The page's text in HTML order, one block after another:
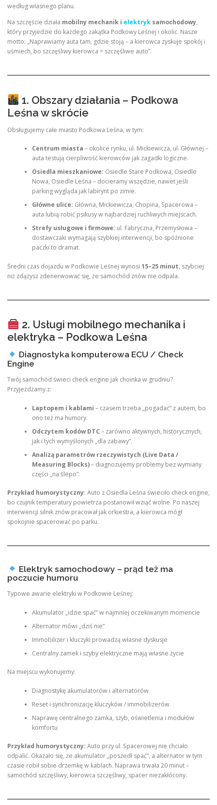
według własnego planu.
Na szczęście działa mobilny mechanik i elektryk samochodowy,
który przyjedzie do każdego zakątka Podkowy Leśnej i okolic. Nasze
motto: „Naprawiamy auta tam, gdzie stoją – a kierowca zyskuje spokój i
uśmiech, bo szczęśliwy kierowca = szczęśliwe auto”.
1. Obszary działania – Podkowa
Leśna w skrócie
Obsługujemy całe miasto Podkowa Leśna, w tym:
Centrum miasta – okolice rynku, ul. Mickiewicza, ul. Głównej –
auta testują cierpliwość kierowców jak zagadki logiczne.
Osiedla mieszkaniowe: Osiedle Stare Podkowa, Osiedle
Nowa, Osiedle Leśna – docieramy wszędzie, nawet jeśli
parking wygląda jak labirynt po zimie.
Główne ulice: Główna, Mickiewicza, Chopina, Spacerowa –
auta lubią robić psikusy w najbardziej ruchliwych miejscach.
Strefy usługowe i firmowe: ul. Fabryczna, Przemysłowa –
dostawczaki wymagają szybkiej interwencji, bo spóźnione
paczki to dramat.
Średni czas dojazdu w Podkowie Leśnej wynosi 15–25 minut, szybciej
niż zdążysz zdenerwować się, że samochód znów nie odpala.
2. Usługi mobilnego mechanika i
elektryka – Podkowa Leśna
Diagnostyka komputerowa ECU / Check
Engine
Twój samochód świeci check engine jak choinka w grudniu?
Przyjeżdżamy z:
Laptopem i kablami – czasem trzeba „pogadać” z autem, bo
ono też ma humory.
Odczytem kodów DTC– zarówno aktywnych, historycznych,
jak i tych wymyślonych „dla zabawy”.
Analizą parametrów rzeczywistych (Live Data /
Measuring Blocks)– diagnozujemy problemy bez wymiany
części „na ślepo”.
Przykład humorystyczny: Auto z Osiedla Leśna świeciło check engine,
bo czujnik temperatury powietrza postanowił wziąć wolne. Po naszej
interwencji silnik znów pracował jak orkiestra, a kierowca mógł
spokojnie spacerować po parku.
Elektryk samochodowy – prąd też ma
poczucie humoru
Typowe awarie elektryki w Podkowie Leśnej:
Akumulator „idzie spać” w najmniej oczekiwanym momencie
Alternator mówi „dziś nie”
Immobilizer i kluczyki prowadzą własne dyskusje
Centralny zamek i szyby elektryczne mają własne życie
Na miejscu wykonujemy:
Diagnostykę akumulatorów i alternatorów
Reset i synchronizację kluczyków / immobilizerów
Naprawę centralnego zamka, szyb, oświetlenia i modułów
komfortu
Przykład humorystyczny: Auto przy ul. Spacerowej nie chciało
odpalić. Okazało się, że akumulator „poszedł spać”, a alternator w tym
czasie robił sobie drzemkę w kablach. Naprawa trwała 20 minut –
samochód szczęśliwy, kierowca szczęśliwy, spacer niezakłócony.